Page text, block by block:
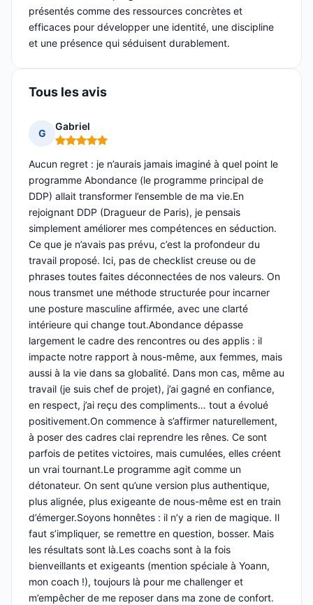
présentés comme des ressources concrètes et
efficaces pour développer une identité, une discipline
et une présence qui séduisent durablement.
Tous les avis
G
Gabriel
Note : 5 sur 5
Aucun regret : je n’aurais jamais imaginé à quel point le
programme Abondance (le programme principal de
DDP) allait transformer l’ensemble de ma vie.En
rejoignant DDP (Dragueur de Paris), je pensais
simplement améliorer mes compétences en séduction.
Ce que je n’avais pas prévu, c’est la profondeur du
travail proposé. Ici, pas de checklist creuse ou de
phrases toutes faites déconnectées de nos valeurs. On
nous transmet une méthode structurée pour incarner
une posture masculine affirmée, avec une clarté
intérieure qui change tout.Abondance dépasse
largement le cadre des rencontres ou des applis : il
impacte notre rapport à nous-même, aux femmes, mais
aussi à la vie dans sa globalité. Dans mon cas, même au
travail (je suis chef de projet), j’ai gagné en confiance,
en respect, j’ai reçu des compliments… tout a évolué
positivement.On commence à s’affirmer naturellement,
à poser des cadres clai reprendre les rênes. Ce sont
parfois de petites victoires, mais cumulées, elles créent
un vrai tournant.Le programme agit comme un
détonateur. On sent qu’une version plus authentique,
plus alignée, plus exigeante de nous-même est en train
d’émerger.Soyons honnêtes : il n’y a rien de magique. Il
faut s’impliquer, se remettre en question, bosser. Mais
les résultats sont là.Les coachs sont à la fois
bienveillants et exigeants (mention spéciale à Yoann,
mon coach !), toujours là pour me challenger et
m’empêcher de me reposer dans ma zone de confort.